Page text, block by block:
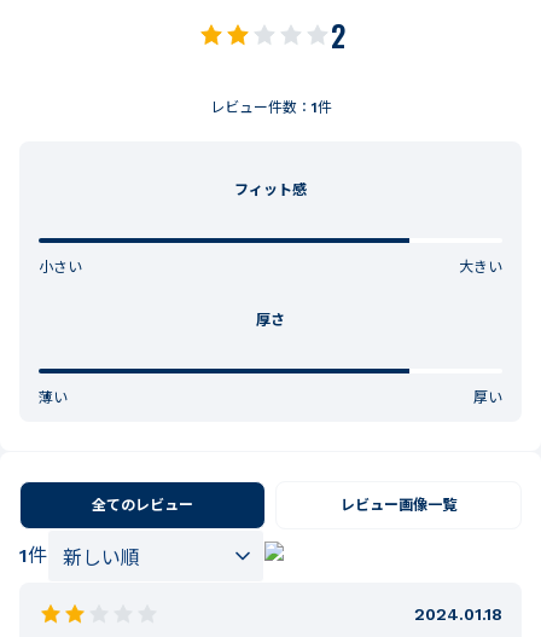
2
レビュー件数： 1件
フィット感
小さい 大きい
厚さ
薄い 厚い
全てのレビュー レビュー画像一覧
1件
2024.01.18